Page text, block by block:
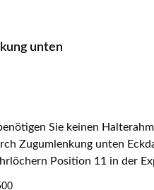
unten
Position 11 in der